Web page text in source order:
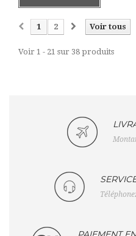
Voir tous
1 2
Voir 1 - 21 sur 38 produits